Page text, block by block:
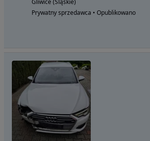
Prywatny sprzedawca • Opublikowano